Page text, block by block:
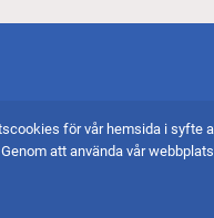
Bankgiro
Swish 123 162
för vår hemsida i syfte
att använda vår